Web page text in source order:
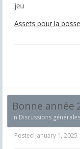
jeu
Assets pour la
Bonne année
in Discussions générales
Posted January 1, 2025